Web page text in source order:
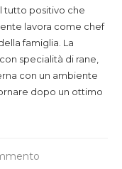
tutto positivo che
lavora come chef
famiglia. La
specialità di rane,
con un ambiente
dopo un ottimo